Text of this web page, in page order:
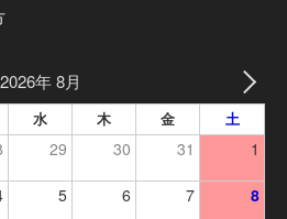
2026年 8月
水 木 金 土
29 30 31 1
5 6 7 8